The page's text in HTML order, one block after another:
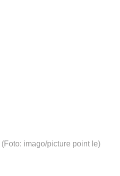
(Foto: imago/picture point le)